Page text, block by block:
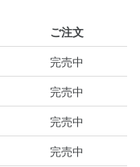
ご注文
完売中
完売中
完売中
完売中